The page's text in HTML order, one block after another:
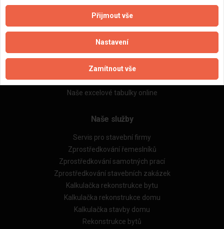
Naše firmy a řemeslníci
Zpracování a ochrana osobních údajů
Zásady pro používání souborů cookie
Obchodní podmínky (zprostředkování)
Obchodní podmínky (rozpočtování)
Reference
Naše excelové tabulky online
Naše služby
Servis pro stavební firmy
Zprostředkování řemeslníků
Zprostředkování samotných prací
Zprostředkování stavebních zakázek
Kalkulačka rekonstrukce bytu
Kalkulačka rekonstrukce domu
Kalkulačka stavby domu
Rekonstrukce bytů
Přijmout vše
Nastavení
Zamítnout vše